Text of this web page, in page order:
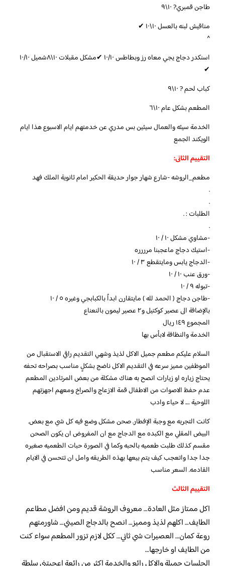
طاجن قمبري? ١٠\٩
مناقيش لبنه بالعسل ١٠\١٠ ✔
^
اسنكدر دجاج يجي معاه رز وبطاطس ١٠/١٠ ✔مشكل مقبلات ١٠\٨شميل ١٠/١٠
✔
كباب لحم ? ١٠\٩
المطعم بشكل عام ١٠\٦
الخدمة سيئه والعمال سيئين بس مدري عن خدمتهم ايام الاسبوع هذا ايام
الويكند الجمع
التقييم الثانى:
مطعم_الروشه -شارع شهار جوار حديقة الحكير امام ثانوية الملك فهد
.
.
الطلبات : .
.
-مشاوي مشكل ١٠ / ١٠
-استيك دجاج ماعجبنا مرررره
-الدجاج يابس ومايتقطع ٣ / ١٠
-ورق عنب ١٠ / ١٠
-تبوله ٩ / ١٠
-طاجن دجاج ( الحمد لله ) مايتقارن ابداً بالكبابجي وغيره ٥ / ١٠
بالإضافة الى عصير كوكتيل و٢ عصير ليمون بالنعناع
المجموع ١٤٩ ريال
الخدمة والنظافة لابأس بها
السلام عليكم مطعم جميل الاكل لذيذ وشهي التقديم راقي الاستقبال من
الموظفين مميز سرعه في التقديم الاكل ناضج بشكلٍ مناسب بصراحه تحفه
يحتاج زياره او زيارات انصح به هناك مشكلة من بعض المرتادين المطعم
عدم حفظ الاصوات من الاطفال قمة الازعاج والصراخ ومعهم اجهزتهم
اللوحية …. لا حياء وادب
كانت التجربه مع وجبة الإفطار. صحن مشكل وضع فيه كل شي مع بعض.
البيض المقلي مع الكبده مع الدجاج مع ان المفروض ان يكون الصحن
مقسم كذلك طلبت طعميه بالحبه وكما في الصورة حبات الطعميه صغيره
جدا جدا واتعجب كيف يتم بيعها بهذه الطريقه وامل ان تتحسن في الايام
القادمه. السعر مناسب
التقييم الثالث
اكل ممتاز مثل العادة… معروف الروشة قديم ومن افضل مطاعم
الطايف… اكلهم لذيذ ومميز… انصح بالدجاج الصيني… شاورمتهم
روعة كمان… العصيرات شي ثاني… ككل لازم تزور المطعم سواء كنت
من الطايف او خارجها…